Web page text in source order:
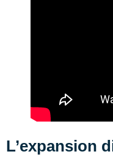
L’expansion